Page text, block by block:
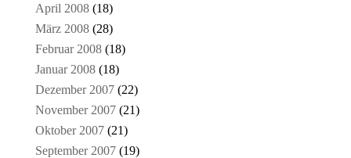
April 2008(18)
März 2008(28)
Februar 2008(18)
Januar 2008(18)
Dezember 2007(22)
November 2007(21)
Oktober 2007(21)
September 2007(19)